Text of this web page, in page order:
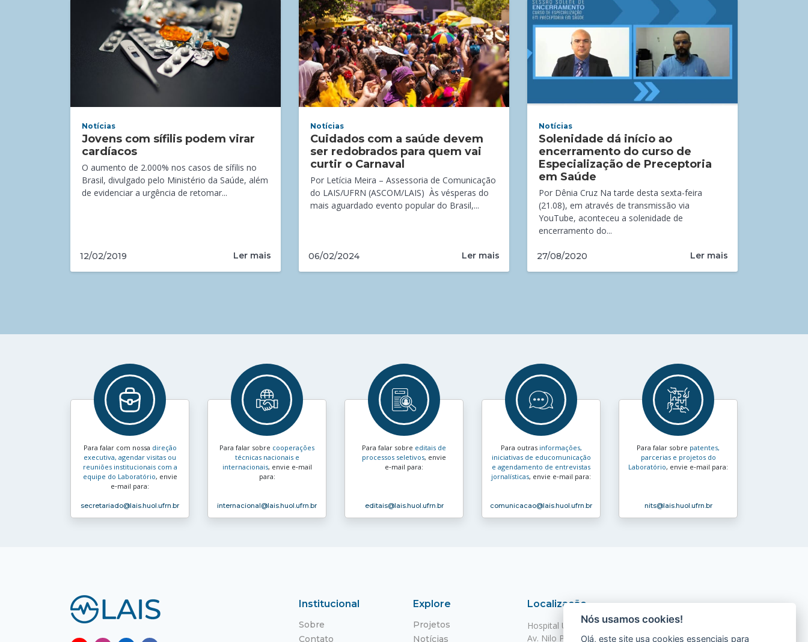
Notícias
Jovens com sífilis podem virar
cardíacos
O aumento de 2.000% nos casos de sífilis no
Brasil, divulgado pelo Ministério da Saúde, além
de evidenciar a urgência de retomar...
12/02/2019 Ler mais
Notícias
Cuidados com a saúde devem
ser redobrados para quem vai
curtir o Carnaval
Por Letícia Meira – Assessoria de Comunicação
do LAIS/UFRN (ASCOM/LAIS) Às vésperas do
mais aguardado evento popular do Brasil,...
06/02/2024 Ler mais
Notícias
Solenidade dá início ao
encerramento do curso de
Especialização de Preceptoria
em Saúde
Por Dênia Cruz Na tarde desta sexta-feira
(21.08), em através de transmissão via
YouTube, aconteceu a solenidade de
encerramento do...
27/08/2020 Ler mais
Para falar com nossa direção
executiva, agendar visitas ou
reuniões institucionais com a
equipe do Laboratório, envie
e‑mail para:
secretariado@lais.huol.ufrn.br
Para falar sobre cooperações
técnicas nacionais e
internacionais, envie e‑mail
para:
internacional@lais.huol.ufrn.br
Para falar sobre editais de
processos seletivos, envie
e‑mail para:
editais@lais.huol.ufrn.br
Para outras informações,
iniciativas de educomunicação
e agendamento de entrevistas
jornalísticas, envie e‑mail para:
comunicacao@lais.huol.ufrn.br
Para falar sobre patentes,
parcerias e projetos do
Laboratório, envie e‑mail para:
nits@lais.huol.ufrn.br
Institucional
Sobre
Contato
Explore
Projetos
Notícias
Localização
Hospital Universitário Onofre Lopes - HUOL
Av. Nilo Peçanha, 620 - Petrópolis
Nós usamos cookies!
Olá, este site usa cookies essenciais para